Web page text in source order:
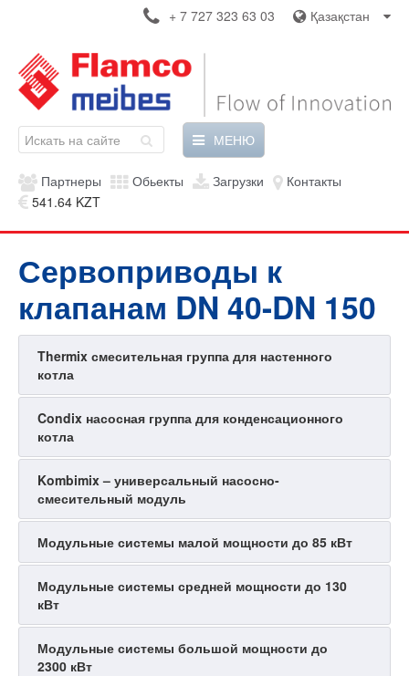
Қазақстан
+ 7 727 323 63 03
МЕНЮ
Партнеры Обьекты Загрузки
Контакты
541.64 KZT
Сервоприводы к
клапанам DN 40-DN 150
Thermix смесительная группа для настенного
котла
Condix насосная группа для конденсационного
котла
Kombimix – универсальный насосно-
смесительный модуль
Модульные системы малой мощности до 85 кВт
Модульные системы средней мощности до 130
кВт
Модульные системы большой мощности до
2300 кВт